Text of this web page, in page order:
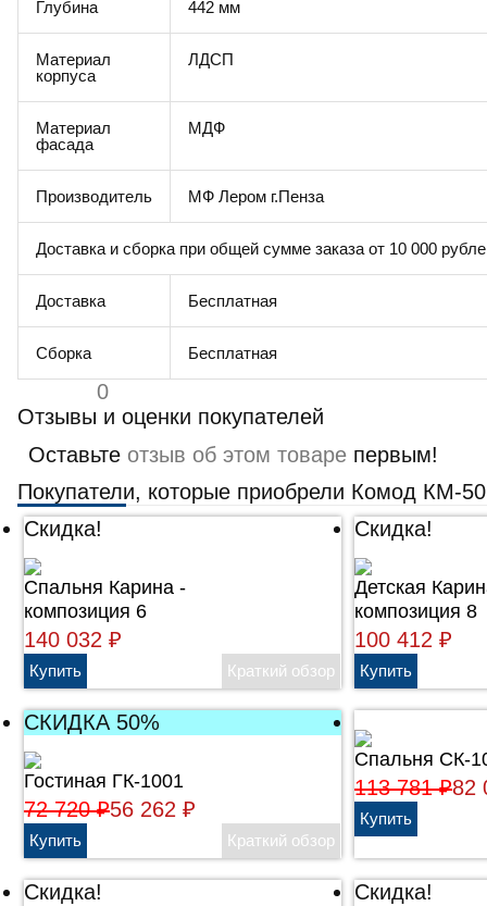
Глубина 442 мм
Материал
корпуса
ЛДСП
Материал
фасада
МДФ
Производитель МФ Лером г.Пенза
Доставка и сборка при общей сумме заказа от 10 000
Доставка Бесплатная
Сборка Бесплатная
0
Отзывы и оценки покупателей
Оставьте отзыв об этом товаре первым!
Покупатели, которые приобрели Комод КМ-
Скидка!
Cпальня Карина -
композиция 6
140 032₽
Скидка!
Детская
композиция 8
100 412₽
СКИДКА 50%
Гостиная ГК-1001
72 720₽56 262₽
Спальня СК-
113 781₽82
Скидка! Скидка!